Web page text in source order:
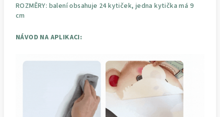
ROZMĚRY: balení obsahuje 24 kytiček, jedna kytička má 9
cm
NÁVOD NA APLIKACI: